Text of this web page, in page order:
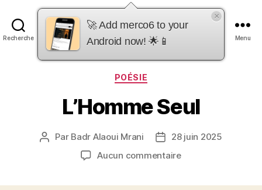
Recherche
merco6
Menu
Catégories
POÉSIE
L’Homme Seul
Auteur
Par Badr Alaoui Mrani
Date28 juin 2025
Aucun commentairesur
🚀 Add merco6 to your
Android now! 🌟📱
×